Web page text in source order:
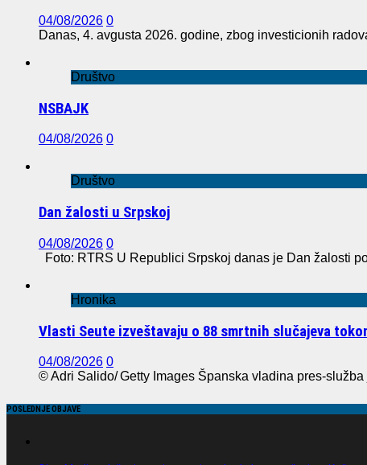
04/08/2026 0
Danas, 4. avgusta 2026. godine, zbog investicionih
Društvo
NSBAJK
04/08/2026 0
Društvo
Dan žalosti u Srpskoj
04/08/2026 0
Foto: RTRS U Republici Srpskoj danas je Dan žalosti
Hronika
Vlasti Seute izveštavaju o 88 smrtnih slučajeva
04/08/2026 0
© Adri Salido/ Getty Images Španska vladina pres-
POSLEDNJE OBJAVE